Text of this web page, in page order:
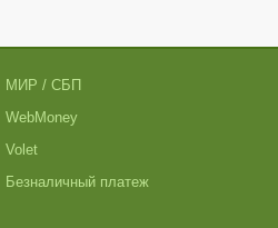
МИР / СБП
WebMoney
Volet
Безналичный платеж